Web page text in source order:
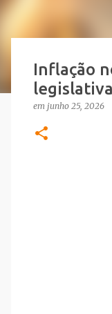
Inflação
em junho 25, 2026